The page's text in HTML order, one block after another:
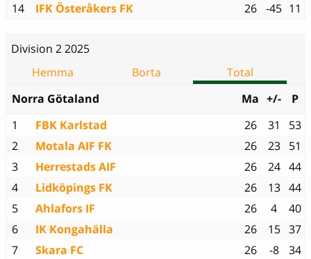
14
IFK Österåkers FK 26 -45 11
Division 2 2025
Hemma
Borta
Total
Norra Götaland
Ma +/-
P
1
FBK Karlstad 26 31
53
2
Motala AIF FK 26 23
51
3
Herrestads AIF 26 24 44
4
Lidköpings FK 26 13 44
5
Ahlafors IF 26 4
40
6
IK Kongahälla 26 15 37
7
Skara FC 26 -8
34